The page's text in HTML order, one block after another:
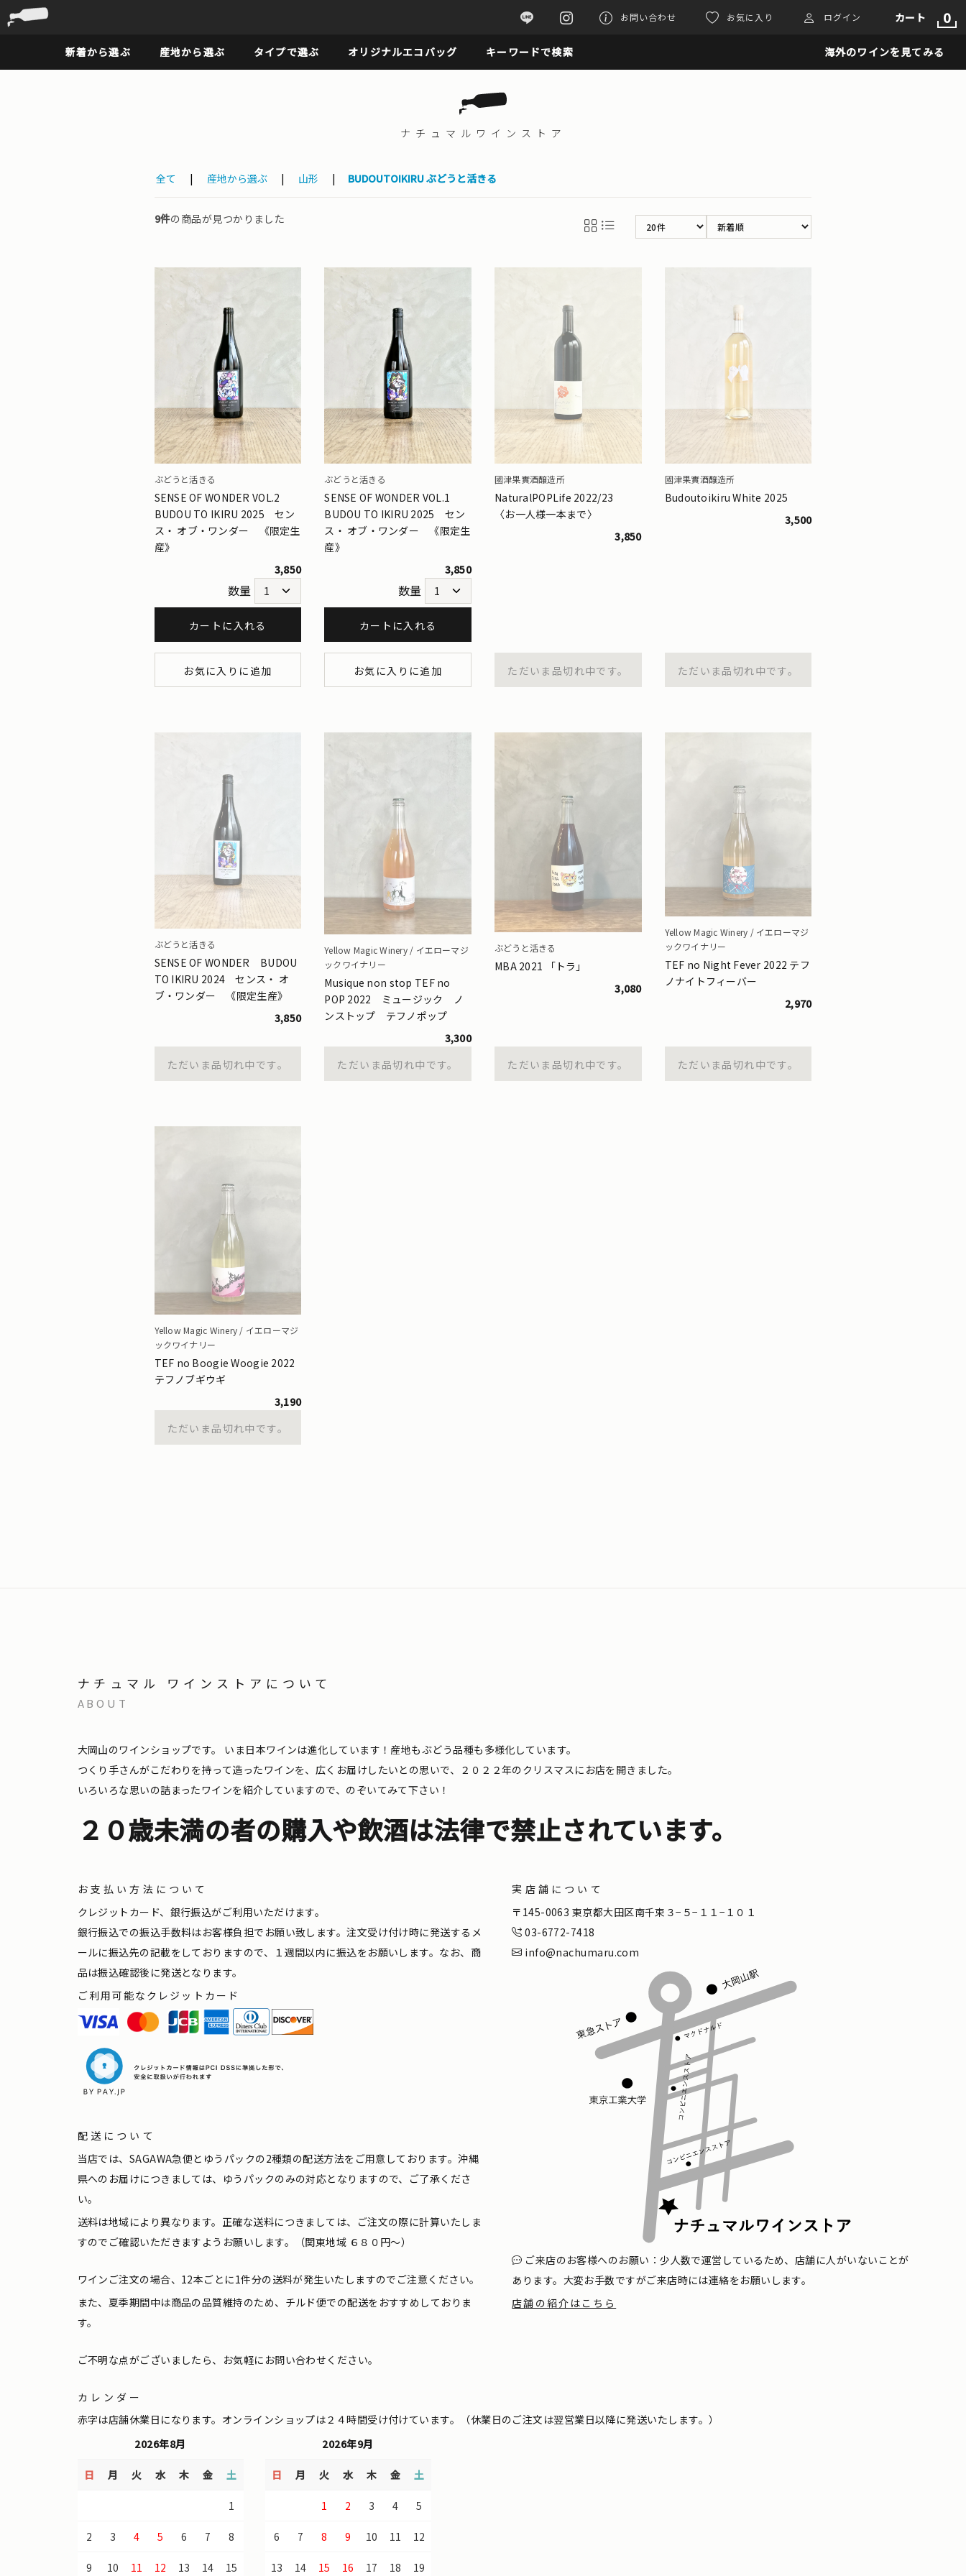
お問い合わせ お気に入り ログイン カート 0
新着から選ぶ 産地から選ぶ タイプで選ぶ オリジナルエコバッグ キーワードで検索 海外のワインを見てみる
ナチュマル ワインストア
全て | 産地から選ぶ | 山形 | BUDOUTOIKIRU ぶどうと活きる
9件の商品が見つかりました
ぶどうと活きる
SENSE OF WONDER VOL.2
BUDOU TO IKIRU 2025 セン
ス・ オブ・ワンダー 《限定生
産》
3,850
数量
カートに入れる
お気に入りに追加
ぶどうと活きる
SENSE OF WONDER VOL.1
BUDOU TO IKIRU 2025 セン
ス・ オブ・ワンダー 《限定生
産》
3,850
数量
カートに入れる
お気に入りに追加
國津果實酒醸造所
NaturalPOPLife 2022/23
〈お一人様一本まで〉
3,850
ただいま品切れ中です。
國津果實酒醸造所
Budoutoikiru White 2025
3,500
ただいま品切れ中です。
ぶどうと活きる
SENSE OF WONDER BUDOU
TO IKIRU 2024 センス・ オ
ブ・ワンダー 《限定生産》
3,850
ただいま品切れ中です。
Yellow Magic Winery / イエローマジ
ックワイナリー
Musique non stop TEF no
POP 2022 ミュージック ノ
ンストップ テフノポップ
3,300
ただいま品切れ中です。
ぶどうと活きる
MBA 2021 「トラ」
3,080
ただいま品切れ中です。
Yellow Magic Winery / イエローマジ
ックワイナリー
TEF no Night Fever 2022 テフ
ノナイトフィーバー
2,970
ただいま品切れ中です。
Yellow Magic Winery / イエローマジ
ックワイナリー
TEF no Boogie Woogie 2022
テフノブギウギ
3,190
ただいま品切れ中です。
ナチュマル ワインストアについて
ABOUT
大岡山のワインショップです。
いま日本ワインは進化しています！産地もぶどう品種も多様化しています。
つくり手さんがこだわりを持って造ったワインを、広くお届けしたいとの思いで、２０２２年のクリスマスにお店を開きました。
いろいろな思いの詰まったワインを紹介していますので、のぞいてみて下さい！
２０歳未満の者の購入や飲酒は法律で禁止されています。
お支払い方法について
クレジットカード、銀行振込がご利用いただけます。
銀行振込での振込手数料はお客様負担でお願い致します。注文受け付け時に発送するメ
ールに振込先の記載をしておりますので、１週間以内に振込をお願いします。なお、商
品は振込確認後に発送となります。
ご利用可能なクレジットカード
配送について
当店では、SAGAWA急便とゆうパックの2種類の配送方法をご用意しております。沖縄
県へのお届けにつきましては、ゆうパックのみの対応となりますので、ご了承くださ
い。
送料は地域により異なります。正確な送料につきましては、ご注文の際に計算いたしま
すのでご確認いただきますようお願いします。（関東地域 ６８０円〜）
ワインご注文の場合、12本ごとに1件分の送料が発生いたしますのでご注意ください。
また、夏季期間中は商品の品質維持のため、チルド便での配送をおすすめしておりま
す。
ご不明な点がございましたら、お気軽にお問い合わせください。
実店舗について
〒145-0063 東京都大田区南千束３−５−１１−１０１
03-6772-7418
info@nachumaru.com
ご来店のお客様へのお願い：少人数で運営しているため、店舗に人がいないことが
あります。大変お手数ですがご来店時には連絡をお願いします。
店舗の紹介はこちら
カレンダー
赤字は店舗休業日になります。オンラインショップは２４時間受け付けています。（休業日のご注文は翌営業日以降に発送いたします。）
2026年8月
日 月 火 水 木 金 土
1
2 3 4 5 6 7 8
9 10 11 12 13 14 15
2026年9月
日 月 火 水 木 金 土
1 2 3 4 5
6 7 8 9 10 11 12
13 14 15 16 17 18 19